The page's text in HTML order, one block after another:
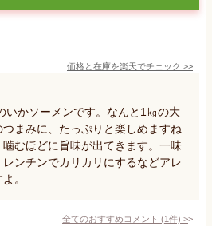
価格と在庫を楽天でチェック >>
いかソーメンです。なんと1㎏の大
まみに、たっぷりと楽しめますね
むほどに旨味が出てきます。一味
ンチンでカリカリにするなどアレ
。
全てのおすすめコメント (1件) >